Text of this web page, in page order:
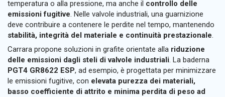
temperatura o alla pressione, ma anche il controllo delle
emissioni fugitive. Nelle valvole industriali, una guarnizione
deve contribuire a contenere le perdite nel tempo, mantenendo
stabilità, integrità del materiale e continuità prestazionale.
Carrara propone soluzioni in grafite orientate alla riduzione
delle emissioni dagli steli di valvole industriali. La baderna
PGT4 GR8622 ESP, ad esempio, è progettata per minimizzare
le emissioni fugitive, con elevata purezza dei materiali,
basso coefficiente di attrito e minima perdita di peso ad